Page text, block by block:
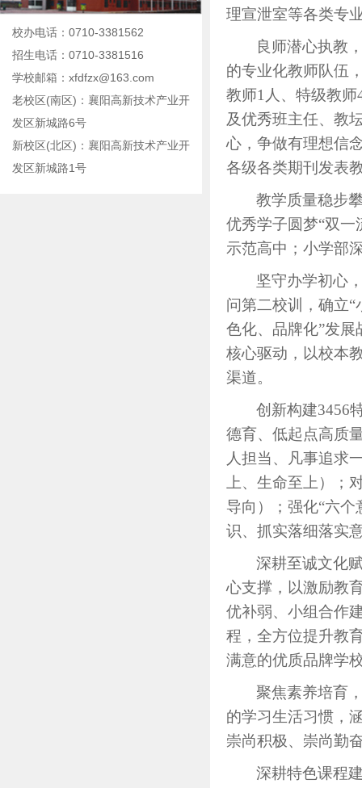
校办电话：0710-3381562
招生电话：0710-3381516
学校邮箱：xfdfzx@163.com
老校区(南区)：襄阳高新技术产业开
发区新城路6号
新校区(北区)：襄阳高新技术产业开
发区新城路1号
理宣泄室等各类专
良师潜心执教
的专业化教师队伍
教师1人、特级教
及优秀班主任、教
心，争做有理想信
各级各类期刊发表
教学质量稳步
优秀学子圆梦“双一
示范高中；小学部
坚守办学初心
问第二校训，确立“
色化、品牌化”发
核心驱动，以校本
渠道。
创新构建3456
德育、低起点高质
人担当、凡事追求
上、生命至上）；
导向）；强化“六
识、抓实落细落实
深耕至诚文化
心支撑，以激励教
优补弱、小组合作
程，全方位提升教
满意的优质品牌学
聚焦素养培育
的学习生活习惯，
崇尚积极、崇尚勤
深耕特色课程